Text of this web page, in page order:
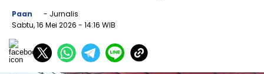
Paan
- Jurnalis
Sabtu, 16 Mei 2026 - 14:16 WIB